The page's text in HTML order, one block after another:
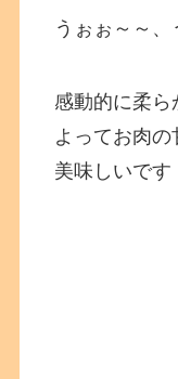
うぉぉ～～、
感動的に柔ら
よってお肉
美味しいです